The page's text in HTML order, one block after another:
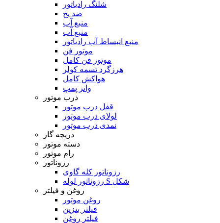
شلنگ رادیاتور
ضد یخ
منبع آب
منبع آب
منبع انبساط آب رادیاتور
موتور فن
موتور فن کامل
هرزگرد تسمه کولر
هواکش کامل
واتر پمپ
درب موتور
قفل درب موتور
لولای درب موتور
نمدی درب موتور
دریچه گاز
دسته موتور
رام موتور
رزوناتور
رزوناتور کله گاوی
رزوناتور لوله S شکل
روغن و فیلتر
روغن موتور
فیلتر بنزین
فیلتر روغن